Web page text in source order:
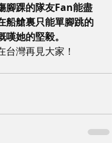
腳踝的隊友Fan能盡
船艙裏只能單腳跳的
她的堅毅。
台灣再見大家！